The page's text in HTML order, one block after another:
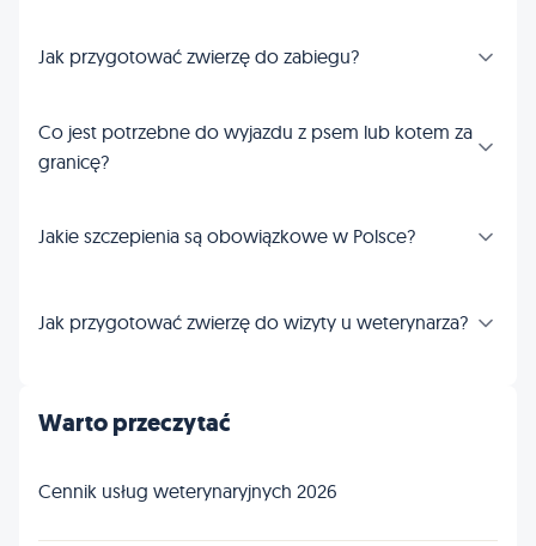
Jak przygotować zwierzę do zabiegu?
Co jest potrzebne do wyjazdu z psem lub kotem za
granicę?
Jakie szczepienia są obowiązkowe w Polsce?
Jak przygotować zwierzę do wizyty u weterynarza?
Warto przeczytać
Cennik usług weterynaryjnych 2026